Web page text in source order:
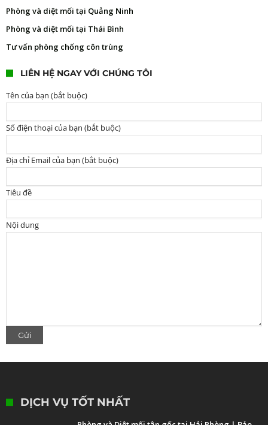
Phòng và diệt mối tại Quảng Ninh
Phòng và diệt mối tại Thái Bình
Tư vấn phòng chống côn trùng
LIÊN HỆ NGAY VỚI CHÚNG TÔI
Tên của bạn (bắt buộc)
Số điện thoại của bạn (bắt buộc)
Địa chỉ Email của bạn (bắt buộc)
Tiêu đề
Nội dung
DỊCH VỤ TỐT NHẤT